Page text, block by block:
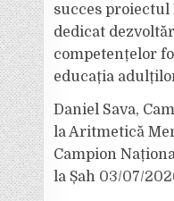
succes proiectul
dedicat
competențelor
educația
Daniel Sava,
la Aritmetică
Campion
la Șah 03/07/